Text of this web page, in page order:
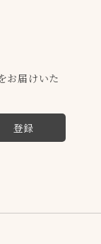
お届けいた
登録